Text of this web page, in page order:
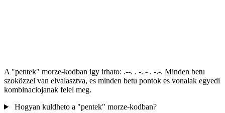
A "pentek" morze-kodban igy irhato: .--. . -. - . -.-. Minden betu
szoközzel van elvalasztva, es minden betu pontok es vonalak egyedi
kombinaciojanak felel meg.
Hogyan kuldheto a "pentek" morze-kodban?